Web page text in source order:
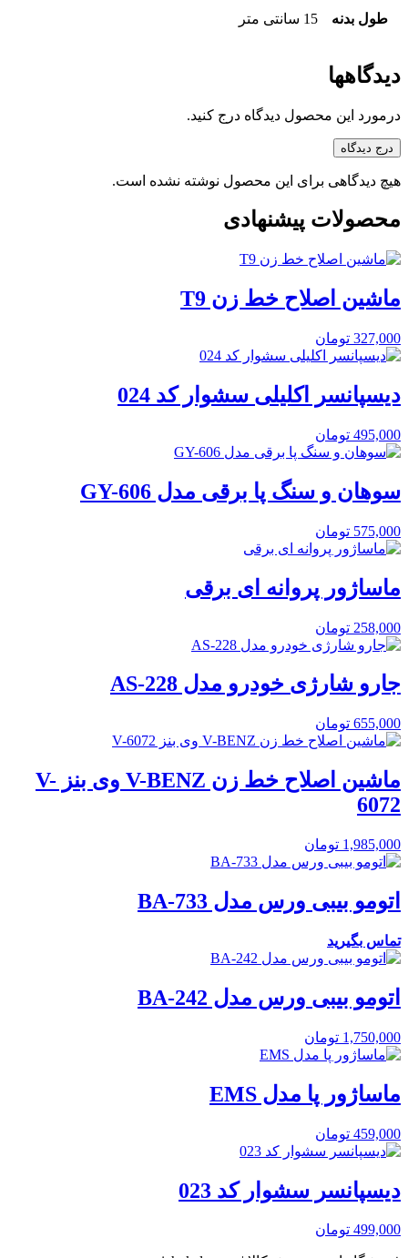
طول بدنه 15 سانتی متر
دیدگاهها
درمورد این محصول دیدگاه درج کنید.
درج دیدگاه
هیچ دیدگاهی برای این محصول نوشته نشده است.
محصولات پیشنهادی
ماشین اصلاح خط زن T9
327,000 تومان
دیسپانسر اکلیلی سشوار کد 024
495,000 تومان
سوهان و سنگ پا برقی مدل GY-606
575,000 تومان
ماساژور پروانه ای برقی
258,000 تومان
جارو شارژی خودرو مدل AS-228
655,000 تومان
ماشین اصلاح خط زن V-BENZ وی بنز V-
6072
1,985,000 تومان
اتومو بیبی ورس مدل BA-733
تماس بگیرید
اتومو بیبی ورس مدل BA-242
1,750,000 تومان
ماساژور پا مدل EMS
459,000 تومان
دیسپانسر سشوار کد 023
499,000 تومان